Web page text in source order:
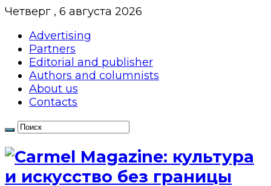
Четверг , 6 августа 2026
Advertising
Partners
Editorial and publisher
Authors and columnists
About us
Contacts